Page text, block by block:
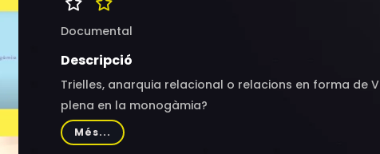
Documental
Descripció
Trielles, anarquia relacional o relacions en forma de
plena en la monogàmia?
Més...